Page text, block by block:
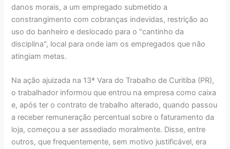
danos morais, a um empregado submetido a
constrangimento com cobranças indevidas, restrição ao
uso do banheiro e deslocado para o "cantinho da
disciplina", local para onde iam os empregados que não
atingiam metas.
Na ação ajuizada na 13ª Vara do Trabalho de Curitiba (PR),
o trabalhador informou que entrou na empresa como caixa
e, após ter o contrato de trabalho alterado, quando passou
a receber remuneração percentual sobre o faturamento da
loja, começou a ser assediado moralmente. Disse, entre
outros, que frequentemente, sem motivo justificável, era